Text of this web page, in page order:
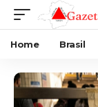
Home Brasil